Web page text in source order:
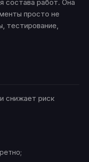
состава работ. Она
просто не
тестирование,
снижает риск